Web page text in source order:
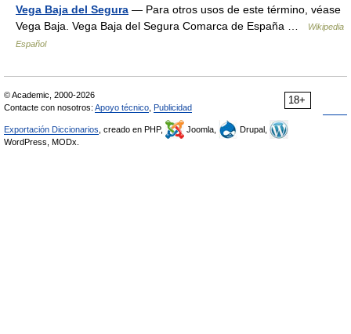
Vega Baja del Segura — Para otros usos de este término, véase
Vega Baja. Vega Baja del Segura Comarca de España …
Wikipedia
Español
18+
© Academic, 2000-2026
Contacte con nosotros: Apoyo técnico Publicidad
Exportación Diccionarios , creado en PHP, Joomla,
Drupal,
WordPress, MODx.